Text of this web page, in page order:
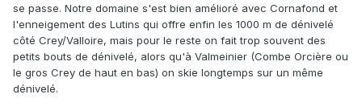
se passe. Notre domaine s'est bien amélioré avec Cornafond et
l'enneigement des Lutins qui offre enfin les 1000 m de dénivelé
côté Crey/Valloire, mais pour le reste on fait trop souvent des
petits bouts de dénivelé, alors qu'à Valmeinier (Combe Orcière ou
le gros Crey de haut en bas) on skie longtemps sur un même
dénivelé.